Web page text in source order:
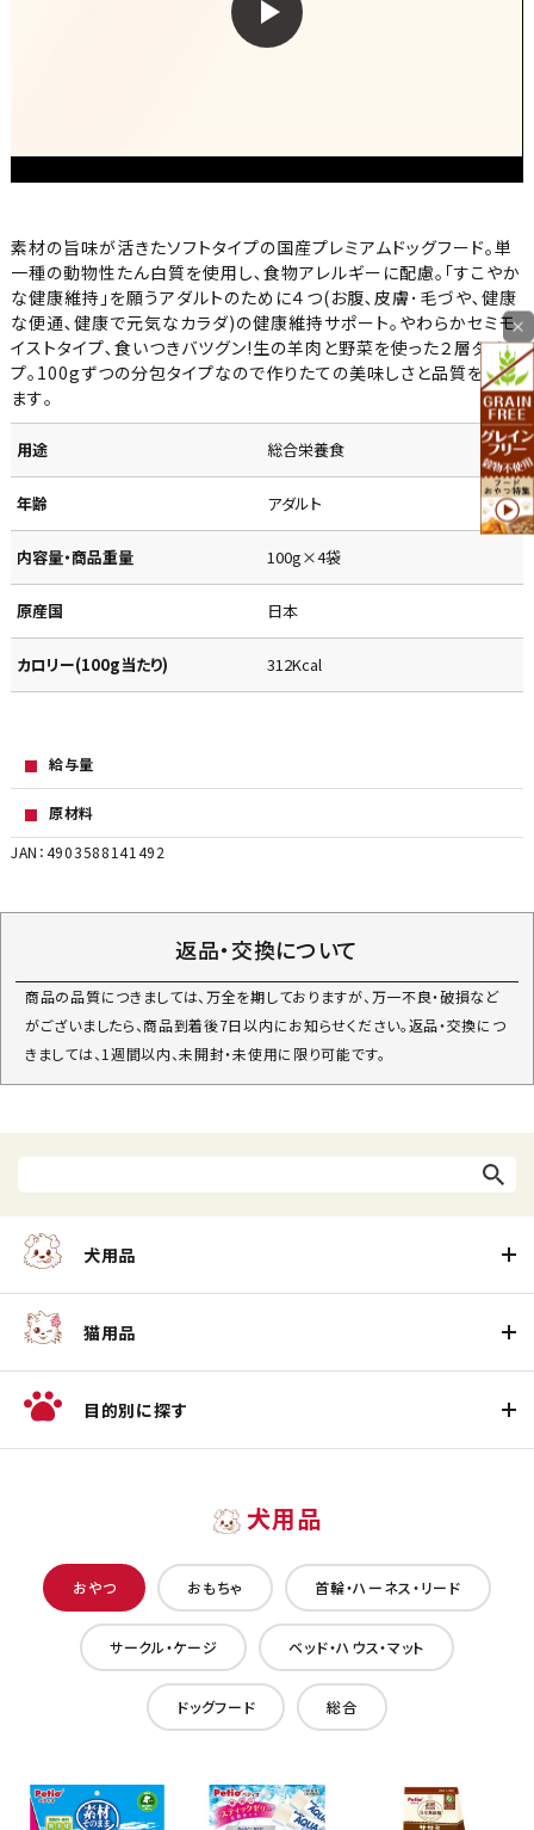
素材の旨味が活きたソフトタイプの国産プレミアムドッグフード｡単
一種の動物性たん白質を使用し､食物アレルギーに配慮｡「すこやか
な健康維持」を願うアダルトのために４つ(お腹､皮膚･毛づや､健康
な便通､健康で元気なカラダ)の健康維持サポート｡やわらかセミモ
イストタイプ､食いつきバツグン!生の羊肉と野菜を使った２層タイ
プ｡100gずつの分包タイプなので作りたての美味しさと品質を保ち
ます｡
用途 総合栄養食
年齢 アダルト
内容量・商品重量 100g×4袋
原産国 日本
カロリー(100g当たり) 312Kcal
給与量
原材料
JAN：4903588141492
返品・交換について
商品の品質につきましては、万全を期しておりますが、万一不良・破損など
がございましたら、商品到着後7日以内にお知らせください。返品・交換につ
きましては、1週間以内、未開封・未使用に限り可能です。
犬用品
猫用品
目的別に探す
犬用品
おやつ おもちゃ 首輪・ハーネス・リード
サークル・ケージ ベッド・ハウス・マット
ドッグフード 総合
×